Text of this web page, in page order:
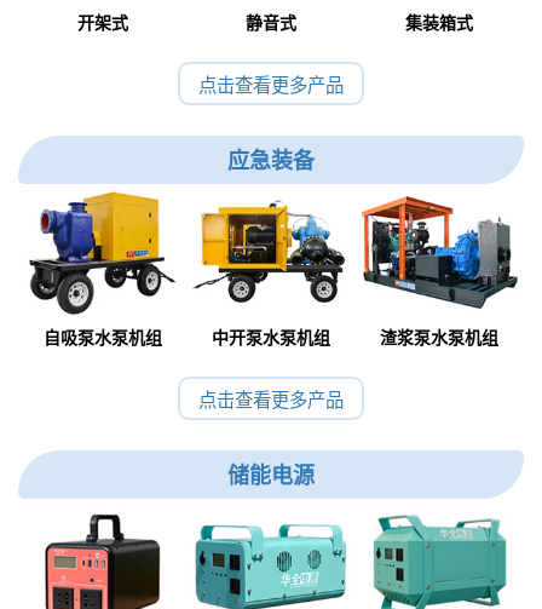
开架式 静音式 集装箱式
点击查看更多产品
应急装备
自吸泵水泵机组 中开泵水泵机组 渣浆泵水泵机组
点击查看更多产品
储能电源